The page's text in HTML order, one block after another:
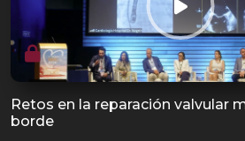
Retos en la reparación valvular
borde